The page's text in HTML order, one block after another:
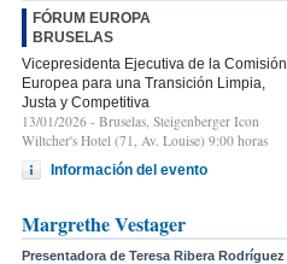
FÓRUM EUROPA
BRUSELAS
Vicepresidenta Ejecutiva de la Comisión
Europea para una Transición Limpia,
Justa y Competitiva
13/01/2026 - Bruselas, Steigenberger Icon
Wiltcher's Hotel (71, Av. Louise) 9:00 horas
Información del evento
Margrethe Vestager
Presentadora de Teresa Ribera Rodríguez